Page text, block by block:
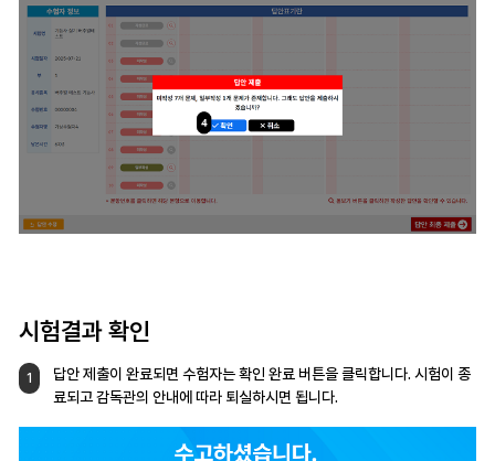
시험결과 확인
1 답안 제출이 완료되면 수험자는 확인 완료 버튼을클릭합니다.시험이 종
료되고 감독관의 안내에 따라 퇴실하시면 됩니다.